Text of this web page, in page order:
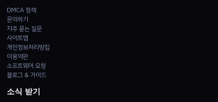
DMCA 정책
문의하기
자주 묻는 질문
사이트맵
개인정보처리방침
이용약관
소프트웨어 요청
블로그 & 가이드
소식 받기